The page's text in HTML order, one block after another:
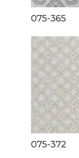
075-365
075-372